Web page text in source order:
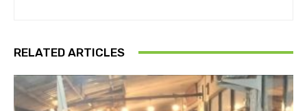
RELATED ARTICLES